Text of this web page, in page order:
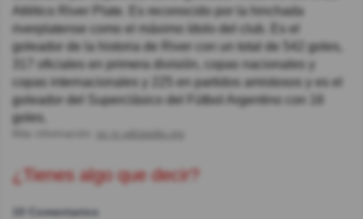
Atlético River Plate. Es reconocido por la hinchada
riverplatense como el máximo ídolo del club. Es el
goleador de la historia de River con un total de 542 goles,
317 oficiales en primera división, copas nacionales y
copas internacionales y 225 en partidos amistosos y es el
goleador del Superclásico del Fútbol Argentino con 16
goles.
es.m.wikipedia.org
¿Tienes algo que decir?
10 Comentarios